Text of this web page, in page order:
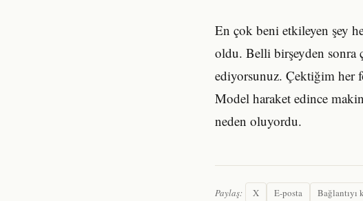
En çok beni etkileyen şey
oldu. Belli birşeyden sonra
ediyorsunuz. Çektiğim her
Model haraket edince
neden oluyordu.
Paylaş: X E-posta Bağlantıyı